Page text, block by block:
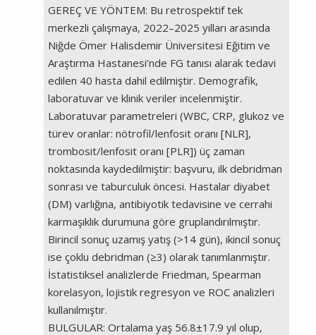
GEREÇ VE YÖNTEM: Bu retrospektif tek
merkezli çalışmaya, 2022–2025 yılları arasında
Niğde Ömer Halisdemir Üniversitesi Eğitim ve
Araştırma Hastanesi’nde FG tanısı alarak tedavi
edilen 40 hasta dahil edilmiştir. Demografik,
laboratuvar ve klinik veriler incelenmiştir.
Laboratuvar parametreleri (WBC, CRP, glukoz ve
türev oranlar: nötrofil/lenfosit oranı [NLR],
trombosit/lenfosit oranı [PLR]) üç zaman
noktasında kaydedilmiştir: başvuru, ilk debridman
sonrası ve taburculuk öncesi. Hastalar diyabet
(DM) varlığına, antibiyotik tedavisine ve cerrahi
karmaşıklık durumuna göre gruplandırılmıştır.
Birincil sonuç uzamış yatış (>14 gün), ikincil sonuç
ise çoklu debridman (≥3) olarak tanımlanmıştır.
İstatistiksel analizlerde Friedman, Spearman
korelasyon, lojistik regresyon ve ROC analizleri
kullanılmıştır.
BULGULAR: Ortalama yaş 56.8±17.9 yıl olup,